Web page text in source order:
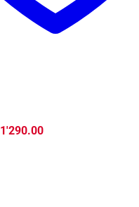
1'290.00Preisspanne: